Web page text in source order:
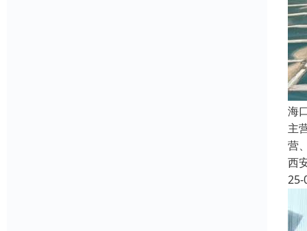
海
主
营
西
25-